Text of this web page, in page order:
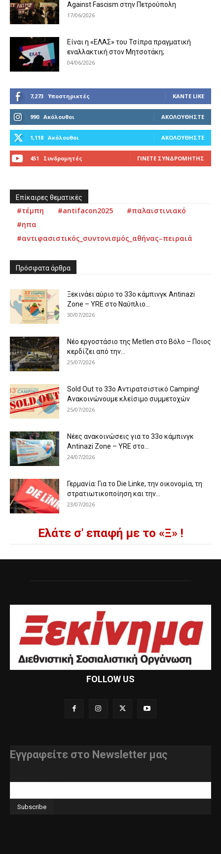
Against Fascism στην Πετρούπολη
17/06/2026
Είναι η «ΕΛΑΣ» του Τσίπρα πραγματική
εναλλακτική στον Μητσοτάκη;
04/06/2026
7,273 Υποστηρικτές ΚΆΝΤΕ LIKE
990 Ακόλουθοι ΑΚΟΛΟΥΘΉΣΤΕ
1,118 Ακόλουθοι ΑΚΟΛΟΥΘΉΣΤΕ
451 Συνδρομητές ΓΊΝΕΤΕ ΣΥΝΔΡΟΜΗΤΉΣ
Επίκαιρες θεματικές
#τέμπη #antifacon2025
#παλαιστινιακό
#ηπα
#αντιφασιστικός_συντονισμός_αθήνας–πειραιά
Πρόσφατα άρθρα
Ξεκινάει αύριο το 33ο κάμπινγκ Antinazi
Zone – YRE στο Ναύπλιο...
30/07/2026
Νέο εργοστάσιο της Metlen στο Βόλο – Ποιος
κερδίζει από την...
25/07/2026
Sold Out το 33ο Αντιρατσιστικό Camping!
Ανακοινώνουμε κλείσιμο συμμετοχών
25/07/2026
Νέες ανακοινώσεις για το 33ο κάμπινγκ
Antinazi Zone – YRE στο...
24/07/2026
Γερμανία: Για το Die Linke, την οικονομία, τη
στρατιωτικοποίηση και την...
23/07/2026
Ελάτε σ' επαφή με το «Ξ» !
FOLLOW US
Εγγραφείτε στο Newsletter μας